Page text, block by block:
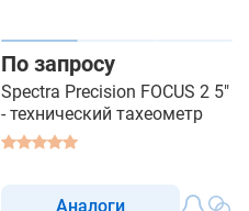
По запросу
Spectra Precision FOCUS 2 5"
- технический тахеометр
Аналоги